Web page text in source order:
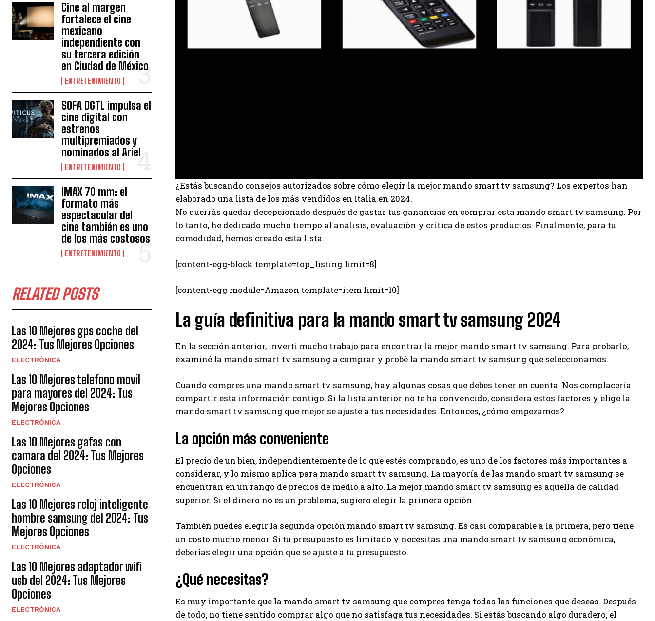
Ayhan
Cine al margen
fortalece el cine
mexicano
independiente con
su tercera edición
en Ciudad de México
ENTRETENIMIENTO
SOFA DGTL impulsa el
cine digital con
estrenos
multipremiados y
nominados al Ariel
ENTRETENIMIENTO
IMAX 70 mm: el
formato más
espectacular del
cine también es uno
de los más costosos
ENTRETENIMIENTO
RELATED POSTS
Las 10 Mejores gps coche del
2024: Tus Mejores Opciones
ELECTRÓNICA
Las 10 Mejores telefono movil
para mayores del 2024: Tus
Mejores Opciones
ELECTRÓNICA
Las 10 Mejores gafas con
camara del 2024: Tus Mejores
Opciones
ELECTRÓNICA
Las 10 Mejores reloj inteligente
hombre samsung del 2024: Tus
Mejores Opciones
ELECTRÓNICA
Las 10 Mejores adaptador wifi
usb del 2024: Tus Mejores
Opciones
ELECTRÓNICA
¿Estás buscando consejos autorizados sobre cómo elegir la mejor mando smart tv samsung? Los expertos han
elaborado una lista de los más vendidos en Italia en 2024.
No querrás quedar decepcionado después de gastar tus ganancias en comprar esta mando smart tv samsung. Por
lo tanto, he dedicado mucho tiempo al análisis, evaluación y crítica de estos productos. Finalmente, para tu
comodidad, hemos creado esta lista.
[content-egg-block template=top_listing limit=8]
[content-egg module=Amazon template=item limit=10]
La guía definitiva para la mando smart tv samsung 2024
En la sección anterior, invertí mucho trabajo para encontrar la mejor mando smart tv samsung. Para probarlo,
examiné la mando smart tv samsung a comprar y probé la mando smart tv samsung que seleccionamos.
Cuando compres una mando smart tv samsung, hay algunas cosas que debes tener en cuenta. Nos complacería
compartir esta información contigo. Si la lista anterior no te ha convencido, considera estos factores y elige la
mando smart tv samsung que mejor se ajuste a tus necesidades. Entonces, ¿cómo empezamos?
La opción más conveniente
El precio de un bien, independientemente de lo que estés comprando, es uno de los factores más importantes a
considerar, y lo mismo aplica para mando smart tv samsung. La mayoría de las mando smart tv samsung se
encuentran en un rango de precios de medio a alto. La mejor mando smart tv samsung es aquella de calidad
superior. Si el dinero no es un problema, sugiero elegir la primera opción.
También puedes elegir la segunda opción mando smart tv samsung. Es casi comparable a la primera, pero tiene
un costo mucho menor. Si tu presupuesto es limitado y necesitas una mando smart tv samsung económica,
deberías elegir una opción que se ajuste a tu presupuesto.
¿Qué necesitas?
Es muy importante que la mando smart tv samsung que compres tenga todas las funciones que deseas. Después
de todo, no tiene sentido comprar algo que no satisfaga tus necesidades. Si estás buscando algo duradero, el